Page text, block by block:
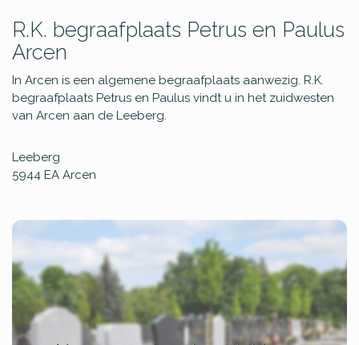
R.K. begraafplaats Petrus en Paulus
Arcen
In Arcen is een algemene begraafplaats aanwezig. R.K.
begraafplaats Petrus en Paulus vindt u in het zuidwesten
van Arcen aan de Leeberg.
Leeberg
5944 EA Arcen